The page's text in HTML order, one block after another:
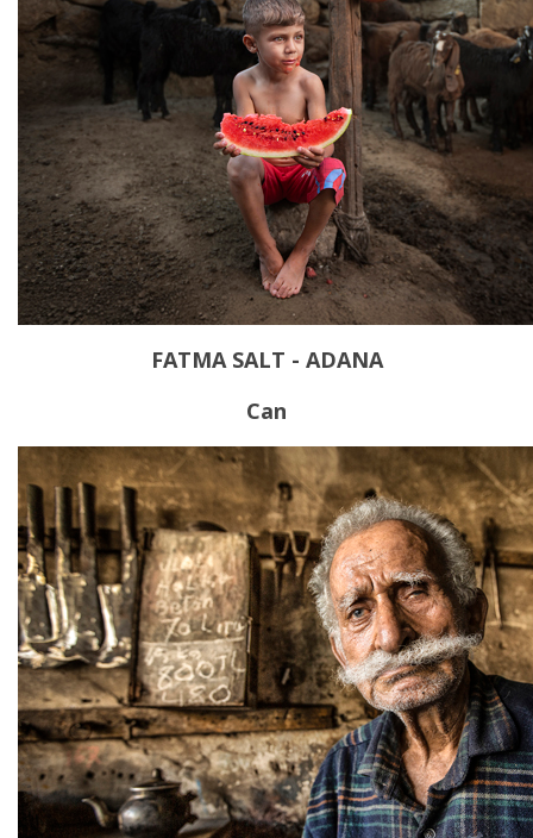
FATMA SALT - ADANA
Can